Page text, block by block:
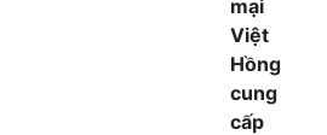
mại
Việt
Hồng
cung
cấp